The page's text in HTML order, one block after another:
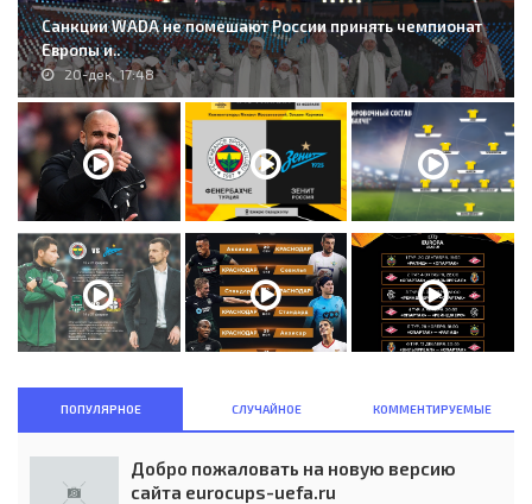
Санкции WADA не помешают России принять чемпионат
Европы и..
20-дек, 17:48
ПОПУЛЯРНОЕ СЛУЧАЙНОЕ КОММЕНТИРУЕМЫЕ
Добро пожаловать на новую версию
сайта eurocups-uefa.ru